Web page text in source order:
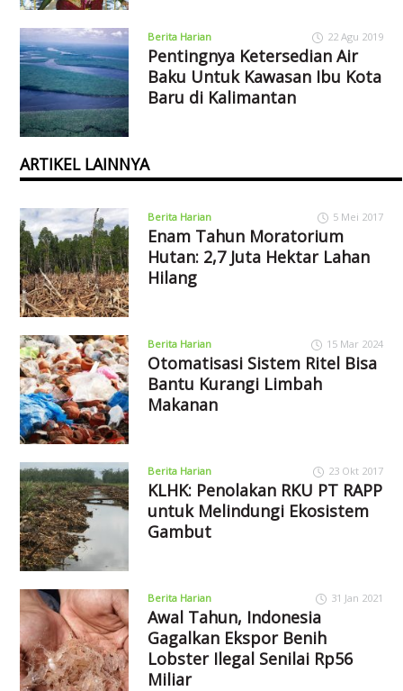
Berita Harian 22 Agu 2019
Pentingnya Ketersedian Air
Baku Untuk Kawasan Ibu Kota
Baru di Kalimantan
ARTIKEL LAINNYA
Berita Harian 5 Mei 2017
Enam Tahun Moratorium
Hutan: 2,7 Juta Hektar Lahan
Hilang
Berita Harian 15 Mar 2024
Otomatisasi Sistem Ritel Bisa
Bantu Kurangi Limbah
Makanan
Berita Harian 23 Okt 2017
KLHK: Penolakan RKU PT RAPP
untuk Melindungi Ekosistem
Gambut
Berita Harian 31 Jan 2021
Awal Tahun, Indonesia
Gagalkan Ekspor Benih
Lobster Ilegal Senilai Rp56
Miliar